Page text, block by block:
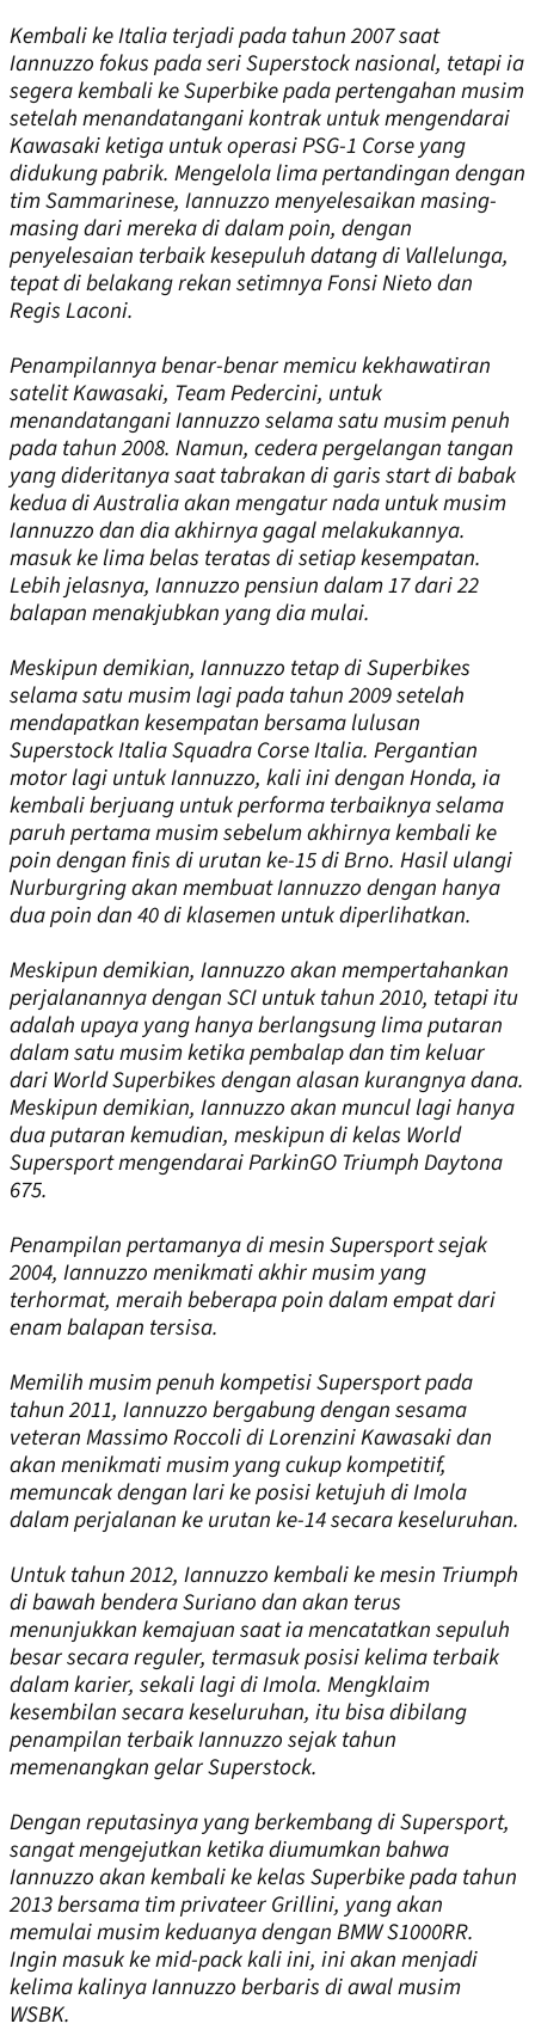
Kembali ke Italia terjadi pada tahun 2007 saat
Iannuzzo fokus pada seri Superstock nasional, tetapi ia
segera kembali ke Superbike pada pertengahan musim
setelah menandatangani kontrak untuk mengendarai
Kawasaki ketiga untuk operasi PSG-1 Corse yang
didukung pabrik. Mengelola lima pertandingan dengan
tim Sammarinese, Iannuzzo menyelesaikan masing-
masing dari mereka di dalam poin, dengan
penyelesaian terbaik kesepuluh datang di Vallelunga,
tepat di belakang rekan setimnya Fonsi Nieto dan
Regis Laconi.
Penampilannya benar-benar memicu kekhawatiran
satelit Kawasaki, Team Pedercini, untuk
menandatangani Iannuzzo selama satu musim penuh
pada tahun 2008. Namun, cedera pergelangan tangan
yang dideritanya saat tabrakan di garis start di babak
kedua di Australia akan mengatur nada untuk musim
Iannuzzo dan dia akhirnya gagal melakukannya.
masuk ke lima belas teratas di setiap kesempatan.
Lebih jelasnya, Iannuzzo pensiun dalam 17 dari 22
balapan menakjubkan yang dia mulai.
Meskipun demikian, Iannuzzo tetap di Superbikes
selama satu musim lagi pada tahun 2009 setelah
mendapatkan kesempatan bersama lulusan
Superstock Italia Squadra Corse Italia. Pergantian
motor lagi untuk Iannuzzo, kali ini dengan Honda, ia
kembali berjuang untuk performa terbaiknya selama
paruh pertama musim sebelum akhirnya kembali ke
poin dengan finis di urutan ke-15 di Brno. Hasil ulangi
Nurburgring akan membuat Iannuzzo dengan hanya
dua poin dan 40 di klasemen untuk diperlihatkan.
Meskipun demikian, Iannuzzo akan mempertahankan
perjalanannya dengan SCI untuk tahun 2010, tetapi itu
adalah upaya yang hanya berlangsung lima putaran
dalam satu musim ketika pembalap dan tim keluar
dari World Superbikes dengan alasan kurangnya dana.
Meskipun demikian, Iannuzzo akan muncul lagi hanya
dua putaran kemudian, meskipun di kelas World
Supersport mengendarai ParkinGO Triumph Daytona
675.
Penampilan pertamanya di mesin Supersport sejak
2004, Iannuzzo menikmati akhir musim yang
terhormat, meraih beberapa poin dalam empat dari
enam balapan tersisa.
Memilih musim penuh kompetisi Supersport pada
tahun 2011, Iannuzzo bergabung dengan sesama
veteran Massimo Roccoli di Lorenzini Kawasaki dan
akan menikmati musim yang cukup kompetitif,
memuncak dengan lari ke posisi ketujuh di Imola
dalam perjalanan ke urutan ke-14 secara keseluruhan.
Untuk tahun 2012, Iannuzzo kembali ke mesin Triumph
di bawah bendera Suriano dan akan terus
menunjukkan kemajuan saat ia mencatatkan sepuluh
besar secara reguler, termasuk posisi kelima terbaik
dalam karier, sekali lagi di Imola. Mengklaim
kesembilan secara keseluruhan, itu bisa dibilang
penampilan terbaik Iannuzzo sejak tahun
memenangkan gelar Superstock.
Dengan reputasinya yang berkembang di Supersport,
sangat mengejutkan ketika diumumkan bahwa
Iannuzzo akan kembali ke kelas Superbike pada tahun
2013 bersama tim privateer Grillini, yang akan
memulai musim keduanya dengan BMW S1000RR.
Ingin masuk ke mid-pack kali ini, ini akan menjadi
kelima kalinya Iannuzzo berbaris di awal musim
WSBK.